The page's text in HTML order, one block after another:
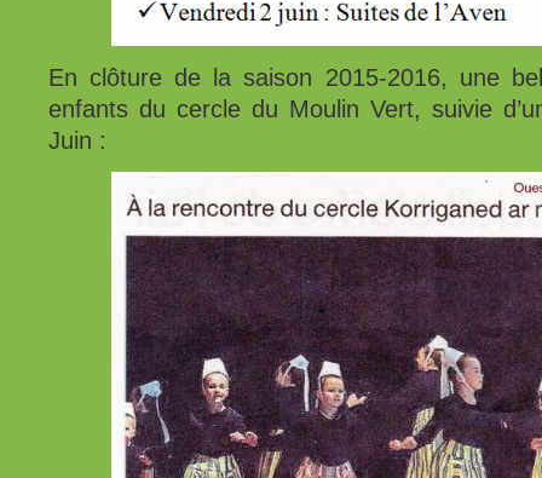
En clôture de la saison 2015-2016, une
enfants du cercle du Moulin Vert, suivie
Juin :